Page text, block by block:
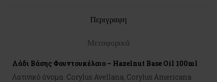
Περιγραφη
Μεταφορικά
Λάδι Βάσης Φουντουκέλαιο – Hazelnut Base Oil 100ml
Λατινικό όνομα: Corylus Avellana, Corylus Americana